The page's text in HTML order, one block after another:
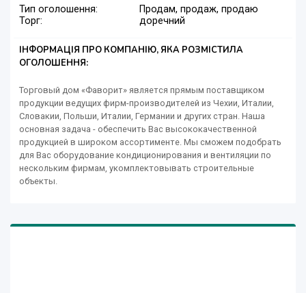
Тип оголошення:
Продам, продаж, продаю
Торг:
доречний
ІНФОРМАЦІЯ ПРО КОМПАНІЮ, ЯКА РОЗМІСТИЛА
ОГОЛОШЕННЯ:
Торговый дом «Фаворит» является прямым поставщиком
продукции ведущих фирм-производителей из Чехии, Италии,
Словакии, Польши, Италии, Германии и других стран. Наша
основная задача - обеспечить Вас высококачественной
продукцией в широком ассортименте. Мы сможем подобрать
для Вас оборудование кондиционирования и вентиляции по
нескольким фирмам, укомплектовывать строительные
объекты.